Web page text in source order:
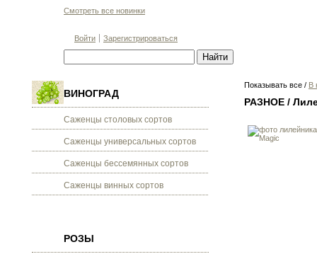
Смотреть все новинки
Войти Зарегистрироваться
ВИНОГРАД
Саженцы столовых сортов
Саженцы универсальных сортов
Саженцы бессемянных сортов
Саженцы винных сортов
РОЗЫ
Показывать все / В
РАЗНОЕ /